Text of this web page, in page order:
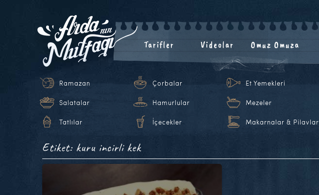
Tarifler Videolar Omuz Omuza
Ramazan Çorbalar Et Yemekleri
Salatalar Hamurlular Mezeler
Tatlılar İçecekler Makarnalar & Pilavlar
Etiket: kuru incirli kek